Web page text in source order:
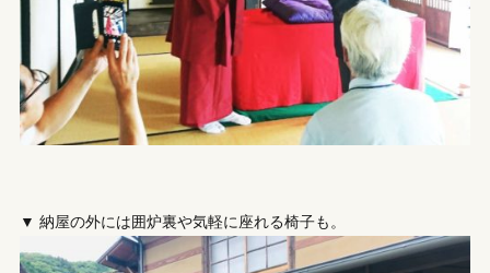
▼ 納屋の外には囲炉裏や気軽に座れる椅子も。